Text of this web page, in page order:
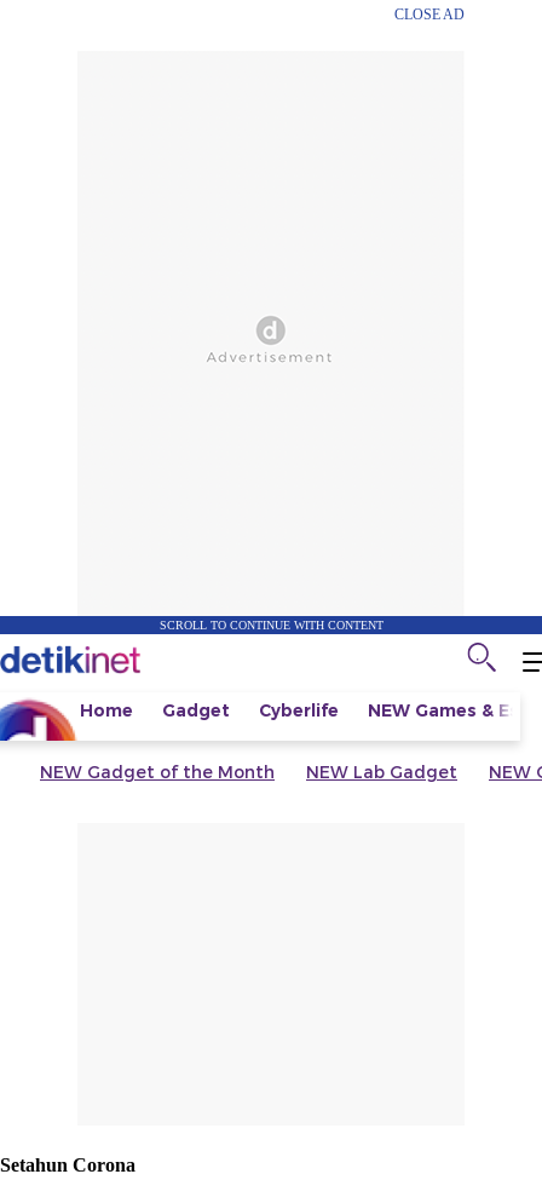
CLOSE AD
SCROLL TO CONTINUE WITH CONTENT
Home Gadget Cyberlife NEW Games &
NEW Gadget of the Month NEW Lab Gadget NEW
Setahun Corona